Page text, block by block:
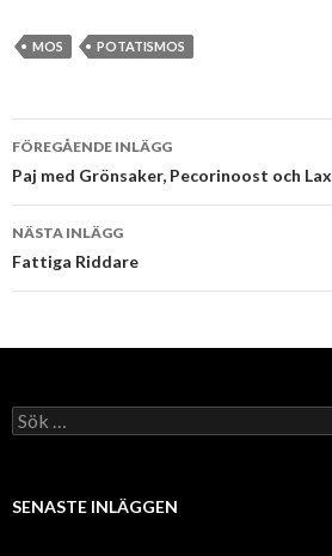
MOS POTATISMOS
Inläggsnavigering
FÖREGÅENDE INLÄGG
Paj med Grönsaker, Pecorinoost och Lax
NÄSTA INLÄGG
Fattiga Riddare
S
ö
f
SENASTE INLÄGGEN